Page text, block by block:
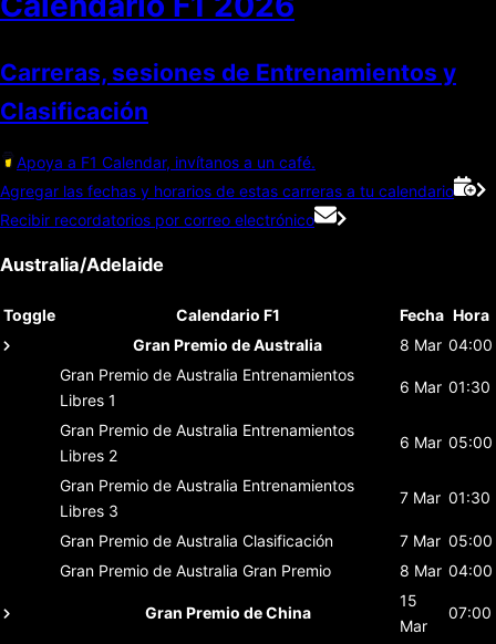
Carreras, sesiones de Entrenamientos y
Clasificación
Apoya a F1 Calendar, invítanos a un café.
Agregar las fechas y horarios de estas carreras a tu calendario
Recibir recordatorios por correo electrónico
Australia/Adelaide
Toggle Calendario F1 Fecha Hora
Gran Premio de Australia
8 Mar 04:00
Gran Premio de Australia Entrenamientos
Libres 1
6 Mar 01:30
Gran Premio de Australia Entrenamientos
Libres 2
6 Mar 05:00
Gran Premio de Australia Entrenamientos
Libres 3
7 Mar 01:30
Gran Premio de Australia Clasificación 7 Mar 05:00
Gran Premio de Australia Gran Premio 8 Mar 04:00
Gran Premio de China
15
Mar
07:00